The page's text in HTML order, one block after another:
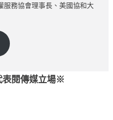
服務協會理事長、美國協和大
閱傳媒立場※